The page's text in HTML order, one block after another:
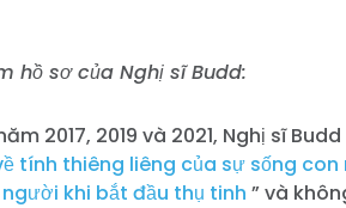
hồ sơ của Nghị sĩ Budd:
2017, 2019 và 2021, Nghị sĩ
tính thiêng liêng của sự sống con
khi bắt đầu thụ tinh ” và